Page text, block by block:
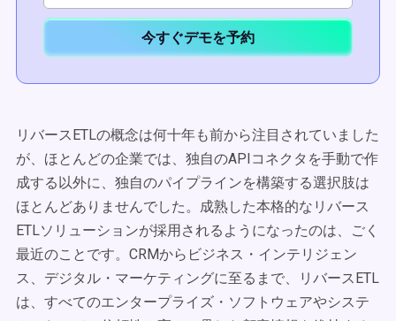
今すぐデモを予約
リバースETLの概念は何十年も前から注目されていました
が、ほとんどの企業では、独自のAPIコネクタを手動で作
成する以外に、独自のパイプラインを構築する選択肢は
ほとんどありませんでした。成熟した本格的なリバース
ETLソリューションが採用されるようになったのは、ごく
最近のことです。CRMからビジネス・インテリジェン
ス、デジタル・マーケティングに至るまで、リバースETL
は、すべてのエンタープライズ・ソフトウェアやシステ